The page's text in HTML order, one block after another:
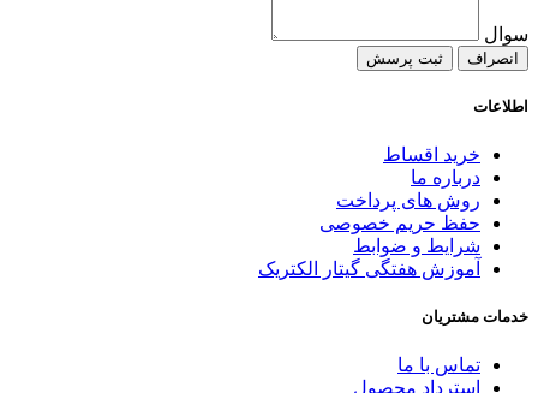
سوال
انصراف ثبت پرسش
اطلاعات
خرید اقساط
درباره ما
روش های پرداخت
حفظ حریم خصوصی
شرایط و ضوابط
آموزش هفتگی گیتار الکتریک
خدمات مشتریان
تماس با ما
استرداد محصول